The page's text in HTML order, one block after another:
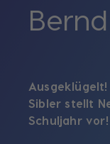
Sibler stellt
Schuljahr vor!